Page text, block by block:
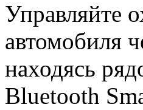
Управляйте
автомобиля
находясь
Bluetooth